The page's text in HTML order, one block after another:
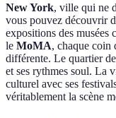
New York, ville qui ne
vous pouvez découvrir
expositions des musées
le MoMA, chaque coin
différente. Le quartier de
et ses rythmes soul. La
culturel avec ses
véritablement la scène